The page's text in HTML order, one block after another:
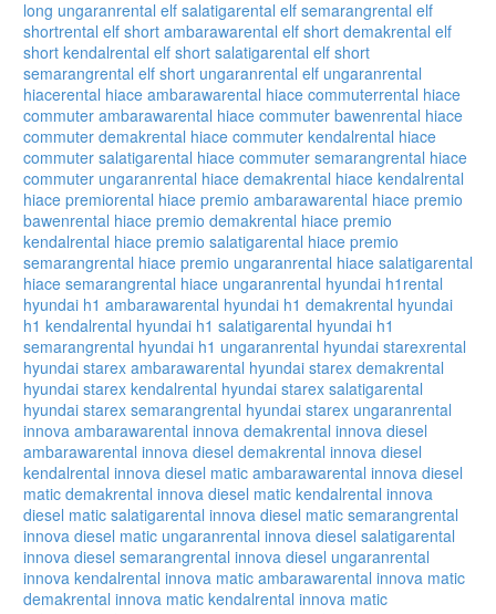
long ungaranrental elf salatigarental elf semarangrental elf
shortrental elf short ambarawarental elf short demakrental elf
short kendalrental elf short salatigarental elf short
semarangrental elf short ungaranrental elf ungaranrental
hiacerental hiace ambarawarental hiace commuterrental hiace
commuter ambarawarental hiace commuter bawenrental hiace
commuter demakrental hiace commuter kendalrental hiace
commuter salatigarental hiace commuter semarangrental hiace
commuter ungaranrental hiace demakrental hiace kendalrental
hiace premiorental hiace premio ambarawarental hiace premio
bawenrental hiace premio demakrental hiace premio
kendalrental hiace premio salatigarental hiace premio
semarangrental hiace premio ungaranrental hiace salatigarental
hiace semarangrental hiace ungaranrental hyundai h1 rental
hyundai h1 ambarawarental hyundai h1 demakrental hyundai
h1 kendalrental hyundai h1 salatigarental hyundai h1
semarangrental hyundai h1 ungaranrental hyundai starexrental
hyundai starex ambarawarental hyundai starex demakrental
hyundai starex kendalrental hyundai starex salatigarental
hyundai starex semarangrental hyundai starex ungaranrental
innova ambarawarental innova demakrental innova diesel
ambarawarental innova diesel demakrental innova diesel
kendalrental innova diesel matic ambarawarental innova diesel
matic demakrental innova diesel matic kendalrental innova
diesel matic salatigarental innova diesel matic semarangrental
innova diesel matic ungaranrental innova diesel salatigarental
innova diesel semarangrental innova diesel ungaranrental
innova kendalrental innova matic ambarawarental innova matic
demakrental innova matic kendalrental innova matic